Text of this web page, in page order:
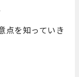
点を知っていき